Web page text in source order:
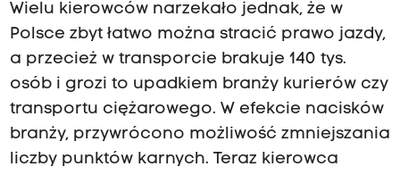
Wielu kierowców narzekało jednak, że w
Polsce zbyt łatwo można stracić prawo jazdy,
a przecież w transporcie brakuje 140 tys.
osób i grozi to upadkiem branży kurierów czy
transportu ciężarowego. W efekcie nacisków
branży, przywrócono możliwość zmniejszania
liczby punktów karnych. Teraz kierowca